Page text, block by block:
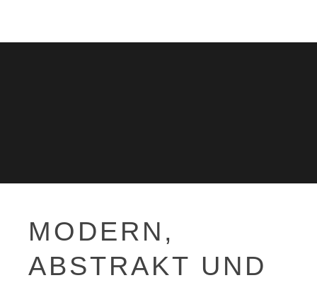
MODERN,
ABSTRAKT UND